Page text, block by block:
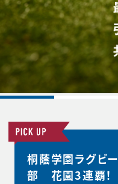
桐蔭学園ラグビー
部 花園3連覇！